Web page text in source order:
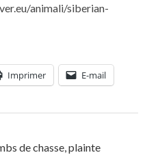
animali/siberian-
Imprimer E-mail
de chasse,plainte